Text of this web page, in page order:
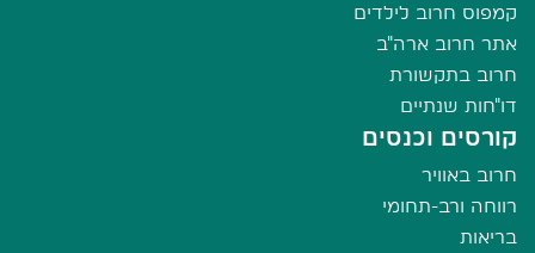
קמפוס חרוב לילדים
אתר חרוב ארה"ב
חרוב בתקשורת
דו"חות שנתיים
קורסים וכנסים
חרוב באוויר
רווחה ורב-תחומי
בריאות